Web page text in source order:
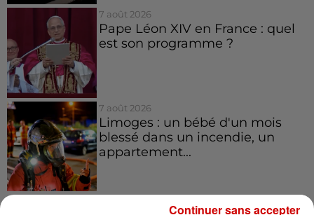
7 août 2026
Pape Léon XIV en France : quel
est son programme ?
7 août 2026
Limoges : un bébé d'un mois
blessé dans un incendie, un
appartement...
Continuer sans accepter